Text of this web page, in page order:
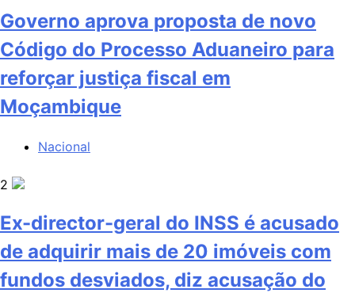
Governo aprova proposta de novo
Código do Processo Aduaneiro para
reforçar justiça fiscal em
Moçambique
Nacional
2
Ex-director-geral do INSS é acusado
de adquirir mais de 20 imóveis com
fundos desviados, diz acusação do